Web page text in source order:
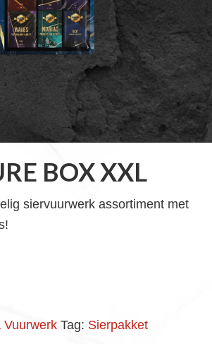
BOX XXL
siervuurwerk assortiment met
Vuurwerk Tag: Sierpakket